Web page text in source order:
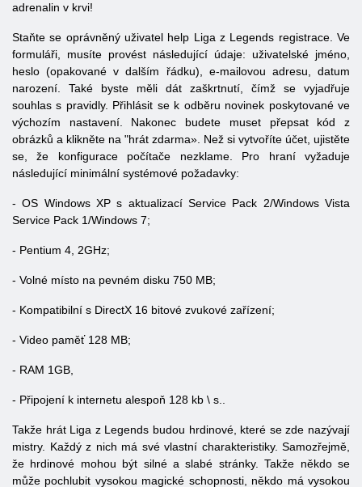
adrenalin v krvi!
Staňte se oprávněný uživatel help Ligaz Legends registrace. Ve
formuláři, musíte provést následující údaje: uživatelské jméno,
heslo (opakované v dalším řádku), e-mailovou adresu, datum
narození. Také byste měli dát zaškrtnutí, čímž se vyjadřuje
souhlas s pravidly. Přihlásit se k odběru novinek poskytované ve
výchozím nastavení. Nakonec budete muset přepsat kód z
obrázků a klikněte na "hrát zdarma». Než si vytvoříte účet, ujistěte
se, že konfigurace počítače nezklame. Pro hraní vyžaduje
následující minimální systémové požadavky:
-OS Windows XP s aktualizací Service Pack 2/Windows Vista
Service Pack 1/Windows 7;
- Pentium 4, 2GHz;
- Volné místo na pevném disku 750 MB;
- Kompatibilní s DirectX 16 bitové zvukové zařízení;
- Video paměť 128 MB;
- RAM 1GB,
- Připojení k internetu alespoň 128 kb \ s..
Takže hrát Liga z Legends budou hrdinové, které se zde nazývají
mistry. Každý z nich má své vlastní charakteristiky. Samozřejmě,
že hrdinové mohou být silné a slabé stránky. Takže někdo se
může pochlubit vysokou magické schopnosti, někdo má vysokou